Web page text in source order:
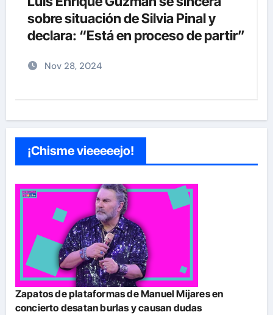
sobre situación de Silvia Pinal y
declara: “Está en proceso de partir”
Nov 28, 2024
¡Chisme vieeeeejo!
Zapatos de plataformas de Manuel Mijares en
concierto desatan burlas y causan dudas